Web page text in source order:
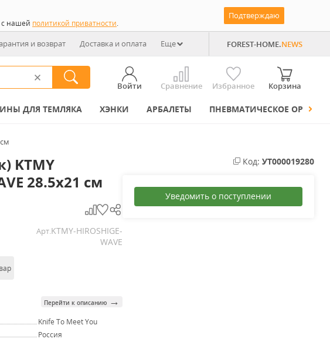
с нашей политикой приватности.
Подтверждаю
и возврат Доставка и оплата Еще FOREST-HOME.NEWS
Войти Сравнение Избранное Корзина
ДЛЯ ТЕМЛЯКА ХЭНКИ АРБАЛЕТЫ ПНЕВМАТИЧЕСКОЕ ОРУЖИЕ
KTMY
28.5x21 см
Арт.KTMY-HIROSHIGE-
WAVE
Перейти к описанию →
Knife To Meet You
Россия
Код: УТ000019280
Уведомить о поступлении